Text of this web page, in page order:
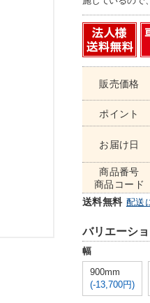
販売価格
ポイント
お届け日
商品番号
商品コード
送料無料 配送
バリエーシ
幅
900mm
(-13,700円)